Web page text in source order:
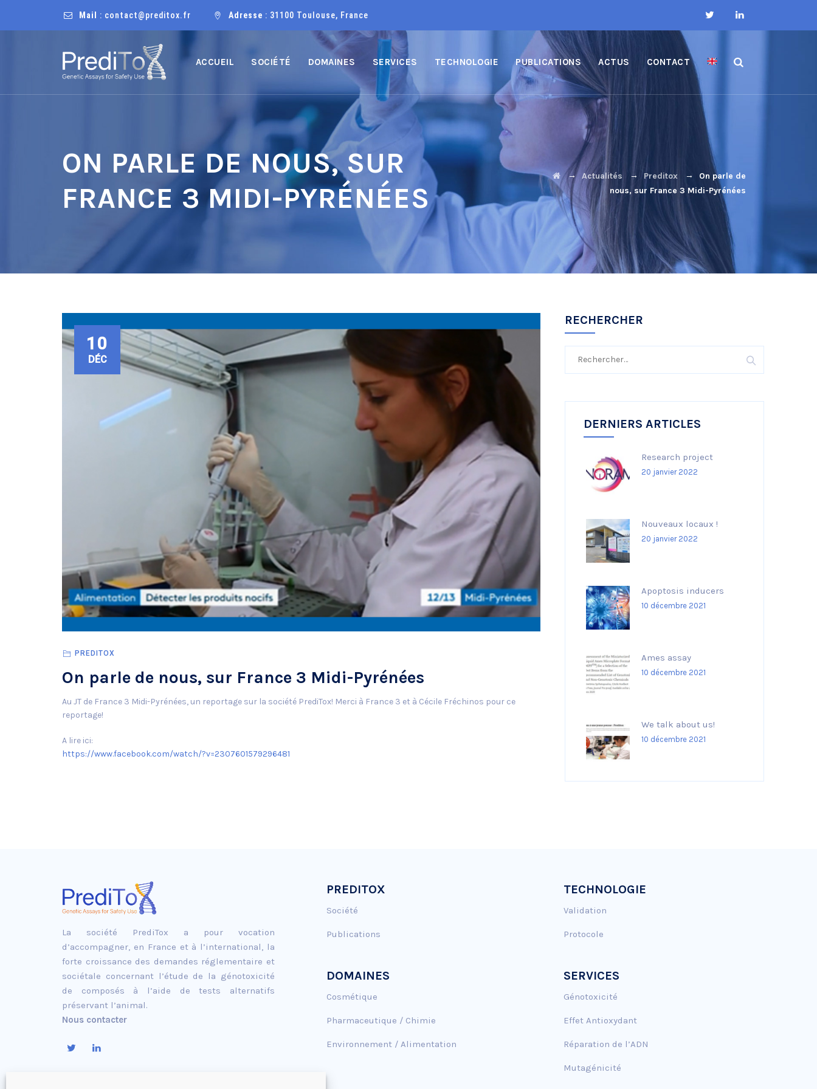
Mail : contact@preditox.fr Adresse : 31100 Toulouse, France
ACCUEIL SOCIÉTÉ DOMAINES SERVICES TECHNOLOGIE PUBLICATIONS ACTUS CONTACT
ON PARLE DE NOUS, SUR
FRANCE 3 MIDI-PYRÉNÉES
→ Actualités →Preditox →
On parle de
nous, sur France 3 Midi-Pyrénées
10
DÉC
PREDITOX
On parle de nous, sur France 3 Midi-Pyrénées
Au JT de France 3 Midi-Pyrénées, un reportage sur la société PrediTox! Merci à France 3 et à Cécile Fréchinos pour ce
reportage!
A lire ici:
https://www.facebook.com/watch/?v=2307601579296481
RECHERCHER
DERNIERS ARTICLES
Research project
20 janvier 2022
Nouveaux locaux !
20 janvier 2022
Apoptosis inducers
10 décembre 2021
Ames assay
10 décembre 2021
We talk about us!
10 décembre 2021
La société PrediTox a pour vocation
d’accompagner, en France et à l’international, la
forte croissance des demandes réglementaire et
sociétale concernant l’étude de la génotoxicité
de composés à l’aide de tests alternatifs
préservant l’animal.
Nous contacter
PREDITOX
Société
Publications
DOMAINES
Cosmétique
Pharmaceutique / Chimie
Environnement / Alimentation
TECHNOLOGIE
Validation
Protocole
SERVICES
Génotoxicité
Effet Antioxydant
Réparation de l’ADN
Mutagénicité